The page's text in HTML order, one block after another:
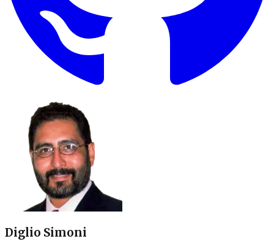
Diglio Simoni